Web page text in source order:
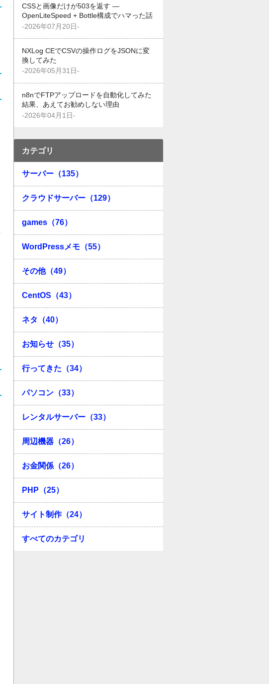
CSSと画像だけが503を返す —
OpenLiteSpeed + Bottle構成でハマった話
-2026年07月20日-
NXLog CEでCSVの操作ログをJSONに変
換してみた
-2026年05月31日-
n8nでFTPアップロードを自動化してみた
結果、あえてお勧めしない理由
-2026年04月1日-
カテゴリ
サーバー（135）
クラウドサーバー（129）
games（76）
WordPressメモ（55）
その他（49）
CentOS（43）
ネタ（40）
お知らせ（35）
行ってきた（34）
パソコン（33）
レンタルサーバー（33）
周辺機器（26）
お金関係（26）
PHP（25）
サイト制作（24）
すべてのカテゴリ